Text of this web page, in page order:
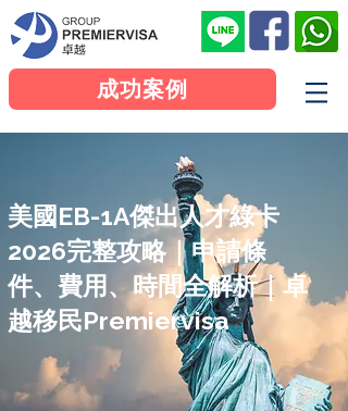
成功案例
美國EB-1A傑出人才綠卡
2026完整攻略｜申請條
件、費用、時間全解析｜卓
越移民Premiervisa